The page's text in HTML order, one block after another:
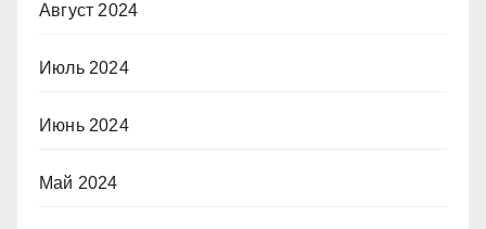
Август 2024
Июль 2024
Июнь 2024
Май 2024